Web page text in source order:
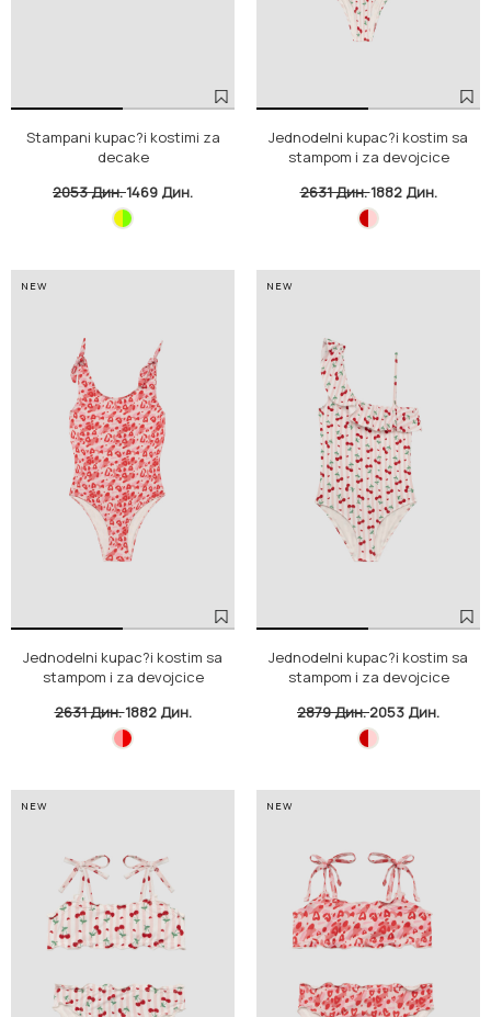
Stampani kupac?i kostimi za
decake
2053 Дин.1469 Дин.
Jednodelni kupac?i kostim sa
stampom i za devojcice
2631 Дин.1882 Дин.
NEW
Jednodelni kupac?i kostim sa
stampom i za devojcice
2631 Дин.1882 Дин.
NEW
Jednodelni kupac?i kostim sa
stampom i za devojcice
2879 Дин.2053 Дин.
NEW NEW